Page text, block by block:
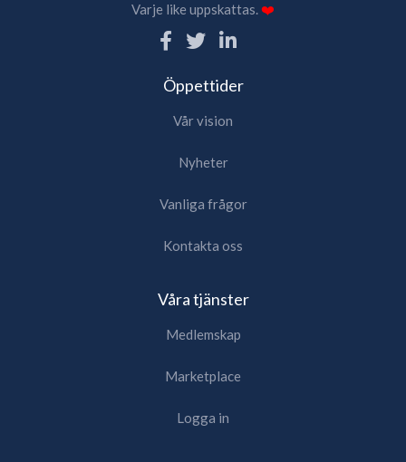
Varje like uppskattas.❤️
Öppettider
Vår vision
Nyheter
Vanliga frågor
Kontakta oss
Våra tjänster
Medlemskap
Marketplace
Logga in